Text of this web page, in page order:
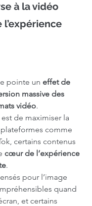
à la vidéo
pointe un effet de
massive des
vidéo.
de maximiser la
comme
certains contenus
cœur de l’expérience
.
pour l’image
quand
et certains